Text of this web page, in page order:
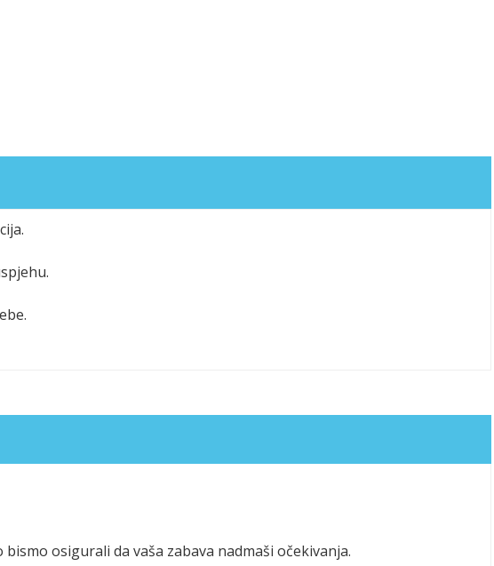
osigurali da vaša zabava nadmaši očekivanja.